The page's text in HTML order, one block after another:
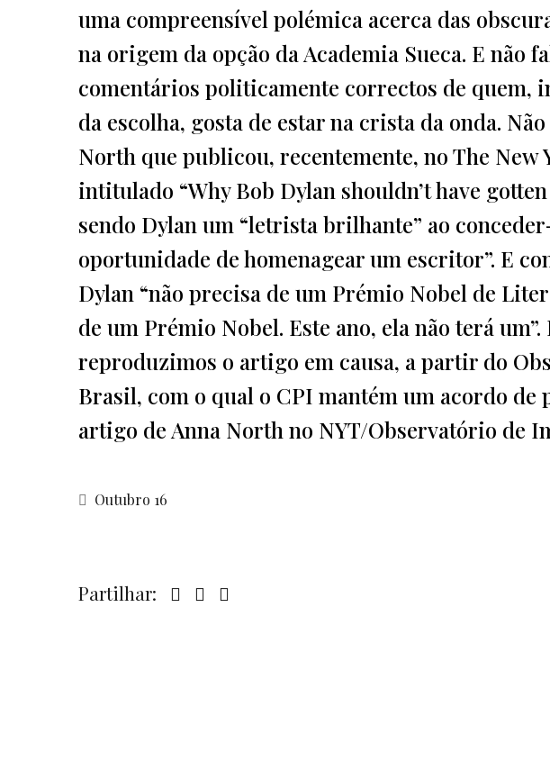
uma compreensível polémica acerca das
na origem da opção da Academia Sueca. E não
comentários politicamente correctos de quem,
da escolha, gosta de estar na crista da onda.
North que publicou, recentemente, no The
intitulado “Why Bob Dylan shouldn’t have
sendo Dylan um “letrista brilhante” ao
oportunidade de homenagear um escritor”. E
Dylan “não precisa de um Prémio Nobel de
de um Prémio Nobel. Este ano, ela não terá
reproduzimos o artigo em causa, a partir do
Brasil, com o qual o CPI mantém um acordo
artigo de Anna North no NYT/Observatório de
Outubro 16
Partilhar: